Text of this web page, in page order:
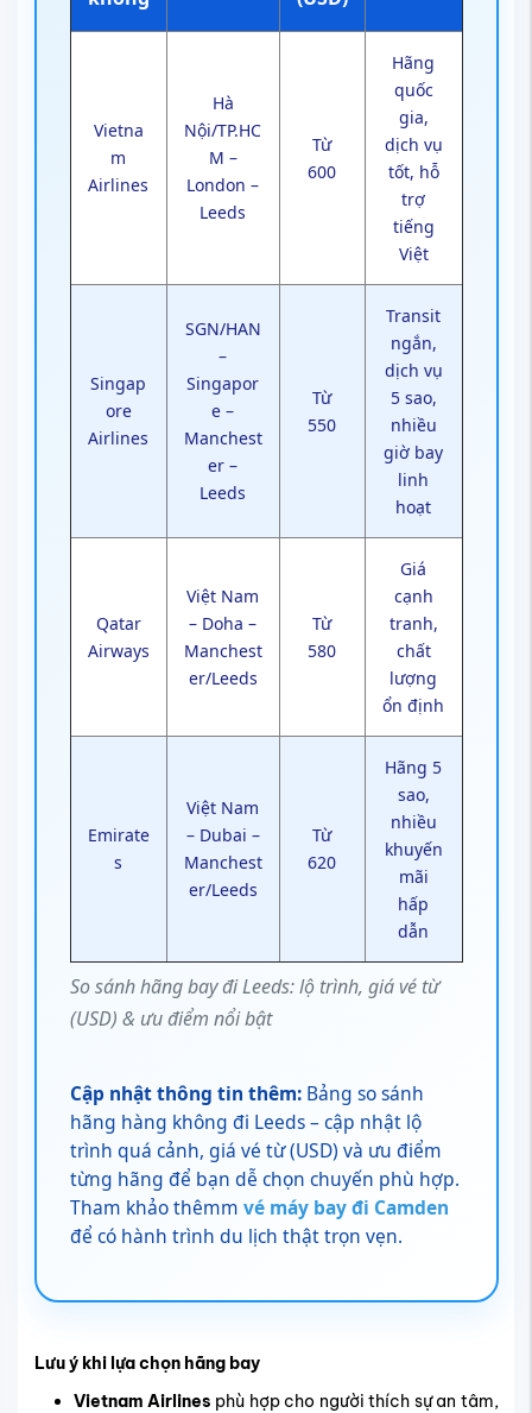
So sánh hãng bay đi Leeds: lộ trình, giá vé từ
(USD) & ưu điểm nổi bật
Vietna
m
Airlines
Hà
Nội/TP.HC
M –
London –
Leeds
Từ
600
Hãng
quốc
gia,
dịch vụ
tốt, hỗ
trợ
tiếng
Việt
Singap
ore
Airlines
SGN/HAN
–
Singapor
e –
Manchest
er –
Leeds
Từ
550
Transit
ngắn,
dịch vụ
5 sao,
nhiều
giờ bay
linh
hoạt
Qatar
Airways
Việt Nam
– Doha –
Manchest
er/Leeds
Từ
580
Giá
cạnh
tranh,
chất
lượng
ổn định
Emirate
s
Việt Nam
– Dubai –
Manchest
er/Leeds
Từ
620
Hãng 5
sao,
nhiều
khuyến
mãi
hấp
dẫn
Cập nhật thông tin thêm:Bảng so sánh
hãng hàng không đi Leeds – cập nhật lộ
trình quá cảnh, giá vé từ (USD) và ưu điểm
từng hãng để bạn dễ chọn chuyến phù hợp.
Tham khảo thêmm vé máy bay đi Camden
để có hành trình du lịch thật trọn vẹn.
Lưu ý khi lựa chọn hãng bay
Vietnam Airlines phù hợp cho người thích sự an tâm,